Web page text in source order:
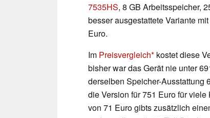
7535HS, 8 GB Arbeitsspeicher,
besser ausgestattete Variante
Euro.
Im Preisvergleich kostet diese
bisher war das Gerät nie unter
derselben Speicher-Ausstattung
die Version für 751 Euro für
von 71 Euro gibts zusätzlich